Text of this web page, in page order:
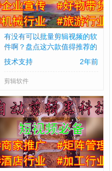
有没有可以批量剪辑视频的软
件啊？盘点这六款值得推荐的
批量剪辑软件
技术支持 2年前
剪辑软件